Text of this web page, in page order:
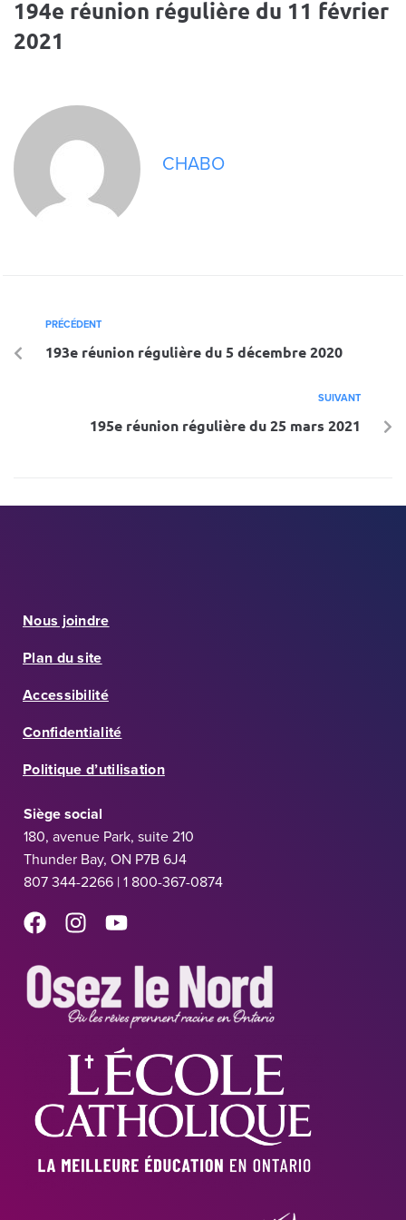
194e réunion régulière du 11 février
2021
CHABO
PRÉCÉDENT
193e réunion régulière du 5 décembre 2020
SUIVANT
195e réunion régulière du 25 mars 2021
Nous joindre
Plan du site
Accessibilité
Confidentialité
Politique d’utilisation
Siège social
180, avenue Park, suite 210
Thunder Bay, ON P7B 6J4
807 344-2266 | 1 800-367-0874